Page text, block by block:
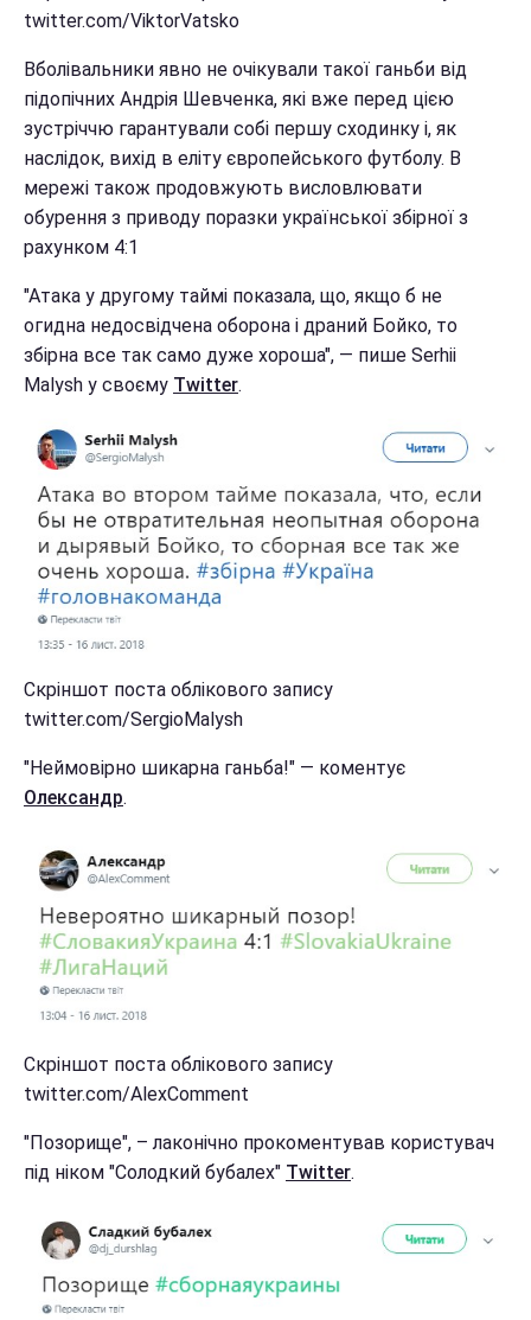
twitter.com/ViktorVatsko
Вболівальники явно не очікували такої ганьби від
підопічних Андрія Шевченка, які вже перед цією
зустріччю гарантували собі першу сходинку і, як
наслідок, вихід в еліту європейського футболу. В
мережі також продовжують висловлювати
обурення з приводу поразки української збірної з
рахунком 4:1
"Атака у другому таймі показала, що, якщо б не
огидна недосвідчена оборона і драний Бойко, то
збірна все так само дуже хороша", — пише Serhii
Malysh у своєму Twitter.
Скріншот поста облікового запису
twitter.com/SergioMalysh
"Неймовірно шикарна ганьба!" — коментує
Олександр.
Скріншот поста облікового запису
twitter.com/AlexComment
"Позорище", – лаконічно прокоментував користувач
під ніком "Солодкий бубалех" Twitter.